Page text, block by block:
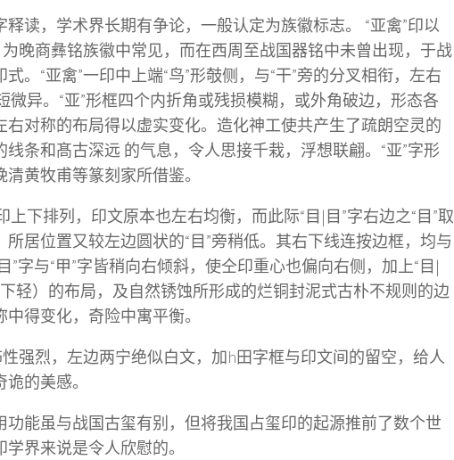
释读，学术界长期有争论，一般认定为族徽标志。 “亚禽”印以
为晚商彝铭族徽中常见，而在西周至战国器铭中未曾出现，于战
。“亚禽”一印中上端“鸟”形攲侧，与“干”旁的分叉相衔，左右
微异。“亚”形框四个内折角或残损模糊，或外角破边，形态各
右对称的布局得以虚实变化。造化神工使共产生了疏朗空灵的
条和髙古深远 的气息，令人思接千栽，浮想联翩。“亚”字形
黄牧甫等篆刻家所借鉴。
上下排列，印文原本也左右均衡，而此际“目|目”字右边之“目”取
所居位置又较左边圆状的“目”旁稍低。其右下线连按边框，均与
”字与“甲”字皆稍向右倾斜，使仝印重心也偏向右侧，加上“目|
下轻）的布局，及自然锈蚀所形成的烂铜封泥式古朴不规则的边
得变化，奇险中寓平衡。
性强烈，左边两宁绝似白文，加h田字框与印文间的留空，给人
的美感。
功能虽与战国古玺有别，但将我国占玺印的起源推前了数个世
界来说是令人欣慰的。